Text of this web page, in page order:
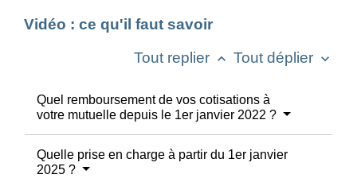
Vidéo : ce qu'il faut savoir
Tout replier keyboard_arrow_up Tout déplier keyboard_arrow_down
Quel remboursement de vos cotisations à
votre mutuelle depuis le 1er janvier 2022 ?
Quelle prise en charge à partir du 1er janvier
2025 ?